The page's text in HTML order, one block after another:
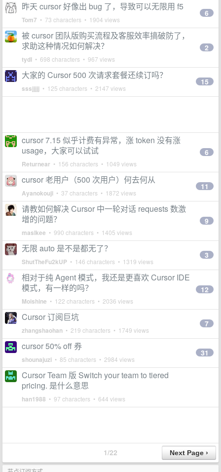
昨天 cursor 好像出 bug 了，导致可以无限用 f5
Tom7 • 73 characters • 1904 views
6
被 cursor 团队版购买流程及客服效率搞破防了，
求助这种情况如何解决？
tydl • 698 characters • 967 views
2
大家的 Cursor 500 次请求套餐还续订吗？
sssjjjjj • 125 characters • 2147 views
15
cursor 7.15 似乎计费有异常，涨 token 没有涨
usage，大家可以试试
Returnear • 156 characters • 1049 views
6
cursor 老用户（500 次用户）何去何从
Ayanokouji • 37 characters • 1872 views
11
请教如何解决 Cursor 中一轮对话 requests 数激
增的问题？
maslkee • 990 characters • 1405 views
9
无限 auto 是不是都无了？
ShutTheFu2kUP • 146 characters • 1319 views
3
相对于纯 Agent 模式，我还是更喜欢 Cursor IDE
模式，有一样的吗？
Moishine • 122 characters • 2036 views
12
Cursor 订阅巨坑
zhangshaohan • 219 characters • 1749 views
7
cursor 50% off 券
shounajuzi • 85 characters • 2984 views
31
Cursor Team 版 Switch your team to tiered
pricing. 是什么意思
han1988 • 97 characters • 644 views
1/22